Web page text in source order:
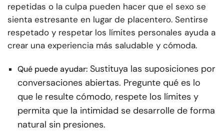
repetidas o la culpa pueden hacer que el sexo se
sienta estresante en lugar de placentero. Sentirse
respetado y respetar los límites personales ayuda a
crear una experiencia más saludable y cómoda.
Qué puede ayudar: Sustituya las suposiciones por
conversaciones abiertas. Pregunte qué es lo
que le resulte cómodo, respete los límites y
permita que la intimidad se desarrolle de forma
natural sin presiones.